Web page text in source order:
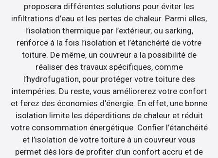
proposera différentes solutions pour éviter les
infiltrations d’eau et les pertes de chaleur. Parmi elles,
l’isolation thermique par l’extérieur, ou sarking,
renforce à la fois l’isolation et l’étanchéité de votre
toiture. De même, un couvreur a la possibilité de
réaliser des travaux spécifiques, comme
l’hydrofugation, pour protéger votre toiture des
intempéries. Du reste, vous améliorerez votre confort
et ferez des économies d’énergie. En effet, une bonne
isolation limite les déperditions de chaleur et réduit
votre consommation énergétique. Confier l’étanchéité
et l’isolation de votre toiture à un couvreur vous
permet dès lors de profiter d’un confort accru et de